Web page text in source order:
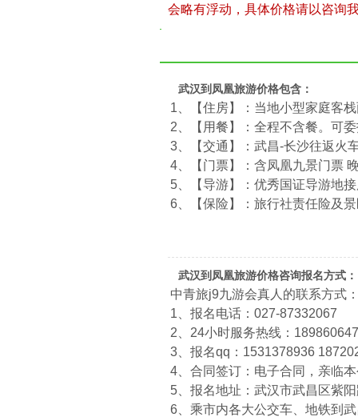
会略有浮动，具体价格请以咨询
武汉到凤凰旅游价格包含：
1、【住房】：当地小型家庭客
2、【用餐】：全程不含餐。可
3、【交通】：武昌-长沙往返火
4、【门票】：含凤凰九景门票
5、【导游】：优秀国证导游地
6、【保险】：旅行社责任险及
武汉到凤凰旅游价格咨询报名方式：
中青旅j9九游会真人的联系方式
1、报名电话：027-87332067
2、24小时服务热线：
3、报名qq：1531378936
4、合同签订：电子合同，亲临
5、报名地址：武汉市武昌区紫
6、乘市内各大公交车、地铁到